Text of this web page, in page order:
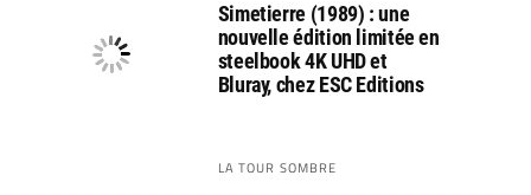
Simetierre (1989) : une
nouvelle édition limitée en
steelbook 4K UHD et
Bluray, chez ESC Editions
LA TOUR SOMBRE